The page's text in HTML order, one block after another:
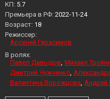
KП: 5.7
Премьера в РФ: 2022-11-24
Возраст: 18
Режиссер:
Арсений Герасимов
В ролях:
Павел Давыдов Михаил
Дмитрий Чужченко
Валентина Ворожцова Андрей